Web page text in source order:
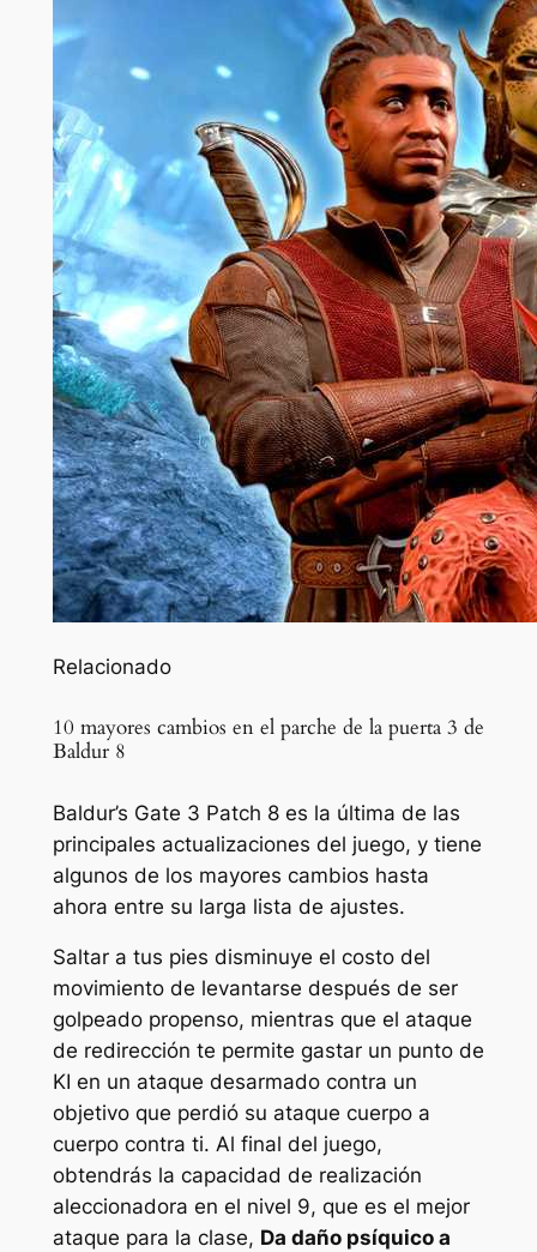
Relacionado
10 mayores cambios en el parche de la puerta 3 de
Baldur 8
Baldur’s Gate 3 Patch 8 es la última de las
principales actualizaciones del juego, y tiene
algunos de los mayores cambios hasta
ahora entre su larga lista de ajustes.
Saltar a tus pies disminuye el costo del
movimiento de levantarse después de ser
golpeado propenso, mientras que el ataque
de redirección te permite gastar un punto de
KI en un ataque desarmado contra un
objetivo que perdió su ataque cuerpo a
cuerpo contra ti. Al final del juego,
obtendrás la capacidad de realización
aleccionadora en el nivel 9, que es el mejor
ataque para la clase, Da daño psíquico a